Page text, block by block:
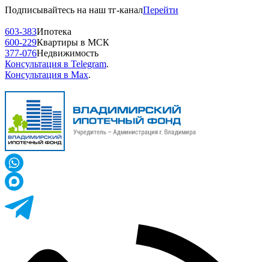
Подписывайтесь на наш тг-каналПерейти
603-383Ипотека
600-229Квартиры в МСК
377-076Недвижимость
Консультация в Telegram.
Консультация в Max.